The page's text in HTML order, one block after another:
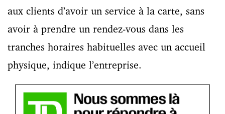
aux clients d’avoir un service à la carte, sans
avoir à prendre un rendez-vous dans les
tranches horaires habituelles avec un accueil
physique, indique l’entreprise.